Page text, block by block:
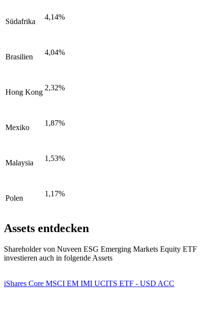
Südafrika
4,14%
Brasilien
4,04%
Hong Kong
2,32%
Mexiko
1,87%
Malaysia
1,53%
Polen
1,17%
Assets entdecken
Shareholder von Nuveen ESG Emerging Markets Equity ETF
investieren auch in folgende Assets
iShares Core MSCI EM IMI UCITS ETF - USD ACC